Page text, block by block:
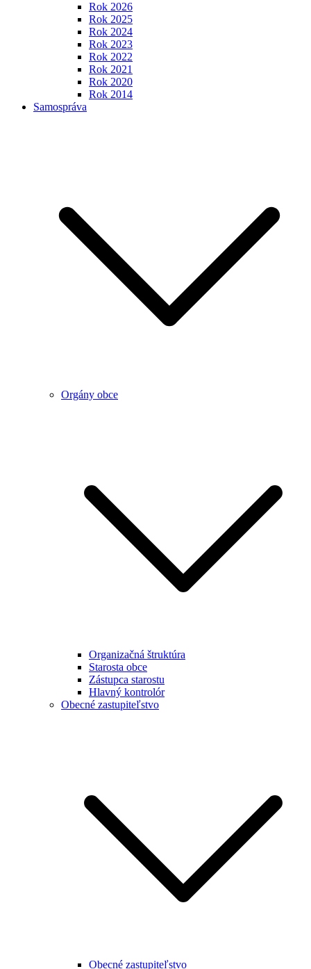
Rok 2026
Rok 2025
Rok 2024
Rok 2023
Rok 2022
Rok 2021
Rok 2020
Rok 2014
Samospráva
Orgány obce
Organizačná štruktúra
Starosta obce
Zástupca starostu
Hlavný kontrolór
Obecné zastupiteľstvo
Obecné zastupiteľstvo